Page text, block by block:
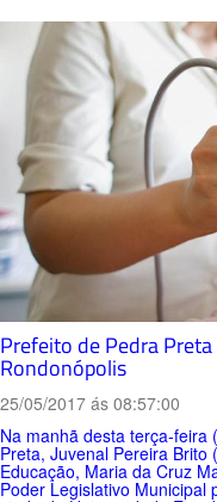
Prefeito de Pedra
Rondonópolis
25/05/2017 ás 08:57:00
Na manhã desta terça-feira
Preta, Juvenal Pereira
Educação, Maria da Cruz
Poder Legislativo Municipal